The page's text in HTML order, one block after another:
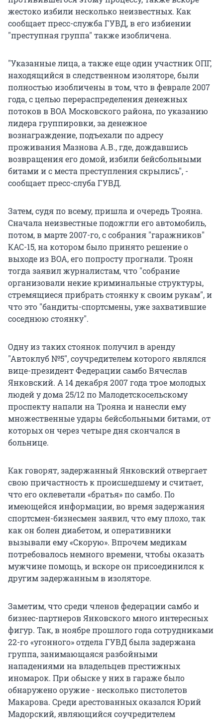
жестоко избили несколько неизвестных. Как
сообщает пресс-служба ГУВД, в его избиении
"преступная группа" также изобличена.
"Указанные лица, а также еще один участник ОПГ,
находящийся в следственном изоляторе, были
полностью изобличены в том, что в феврале 2007
года, с целью перераспределения денежных
потоков в ВОА Московского района, по указанию
лидера группировки, за денежное
вознаграждение, подъехали по адресу
проживания Мазнова А.В., где, дождавшись
возвращения его домой, избили бейсбольными
битами и с места преступления скрылись", -
сообщает пресс-слуба ГУВД.
Затем, судя по всему, пришла и очередь Трояна.
Сначала неизвестные подожгли его автомобиль,
потом, в марте 2007-го, с собрания "гаражников"
КАС-15, на котором было принято решение о
выходе из ВОА, его попросту прогнали. Троян
тогда заявил журналистам, что "собрание
организовали некие криминальные структуры,
стремящиеся прибрать стоянку к своим рукам", и
что это "бандиты-спортсмены, уже захватившие
соседнюю стоянку".
Одну из таких стоянок получил в аренду
"Автоклуб №5", соучредителем которого являлся
вице-президент Федерации самбо Вячеслав
Янковский. А 14 декабря 2007 года трое молодых
людей у дома 25/12 по Малодетскосельскому
проспекту напали на Трояна и нанесли ему
множественные удары бейсбольными битами, от
которых он через четыре дня скончался в
больнице.
Как говорят, задержанный Янковский отвергает
свою причастность к происшедшему и считает,
что его оклеветали «братья» по самбо. По
имеющейся информации, во время задержания
спортсмен-бизнесмен заявил, что ему плохо, так
как он болен диабетом, и оперативники
вызывали ему «Скорую». Впрочем медикам
потребовалось немного времени, чтобы оказать
мужчине помощь, и вскоре он присоединился к
другим задержанным в изоляторе.
Заметим, что среди членов федерации самбо и
бизнес-партнеров Янковского много интересных
фигур. Так, в ноябре прошлого года сотрудниками
22-го «угонного» отдела ГУВД была задержана
группа, занимающаяся разбойными
нападениями на владельцев престижных
иномарок. При обыске у них в гараже было
обнаружено оружие - несколько пистолетов
Макарова. Среди арестованных оказался Юрий
Мадорский, являющийся соучредителем